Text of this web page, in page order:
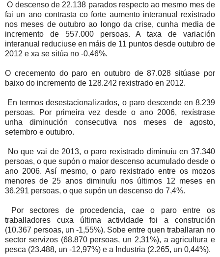
O descenso de 22.138 parados respecto ao mesmo mes de
fai un ano contrasta co forte aumento interanual rexistrado
nos meses de outubro ao longo da crise, cunha media de
incremento de 557.000 persoas. A taxa de variación
interanual reduciuse en máis de 11 puntos desde outubro de
2012 e xa se sitúa no -0,46%.
O crecemento do paro en outubro de 87.028 sitúase por
baixo do incremento de 128.242 rexistrado en 2012.
En termos desestacionalizados, o paro descende en 8.239
persoas. Por primeira vez desde o ano 2006, rexístrase
unha diminución consecutiva nos meses de agosto,
setembro e outubro.
No que vai de 2013, o paro rexistrado diminuíu en 37.340
persoas, o que supón o maior descenso acumulado desde o
ano 2006. Así mesmo, o paro rexistrado entre os mozos
menores de 25 anos diminuíu nos últimos 12 meses en
36.291 persoas, o que supón un descenso do 7,4%.
Por sectores de procedencia, cae o paro entre os
traballadores cuxa última actividade foi a construción
(10.367 persoas, un -1,55%). Sobe entre quen traballaran no
sector servizos (68.870 persoas, un 2,31%), a agricultura e
pesca (23.488, un -12,97%) e a Industria (2.265, un 0,44%).